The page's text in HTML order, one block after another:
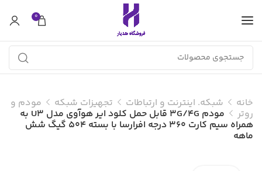
0
خانه شبکه. اینترنت و ارتباطات تجهیزات شبکه مودم و
روتر مودم 3G/4G قابل حمل کلود ایر هوآوی مدل U3 به
همراه سیم کارت 360 درجه افرارسا با بسته 504 گیگ شش
ماهه